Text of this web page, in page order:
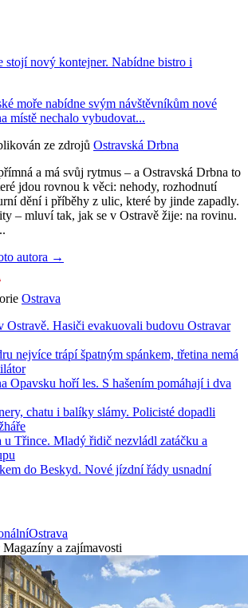
stojí nový kontejner. Nabídne bistro i
moře nabídne svým návštěvníkům nové
místě nechalo vybudovat...
ze zdrojů Ostravská Drbna
a má svůj rytmus – a Ostravská Drbna to
jdou rovnou k věci: nehody, rozhodnutí
dění i příběhy z ulic, které by jinde zapadly.
– mluví tak, jak se v Ostravě žije: na rovinu.
autora →
Ostrava
Ostravě. Hasiči evakuovali budovu Ostravar
nejvíce trápí špatným spánkem, třetina nemá
Opavsku hoří les. S hašením pomáhají i dva
chatu i balíky slámy. Policisté dopadli
u Třince. Mladý řidič nezvládl zatáčku a
do Beskyd. Nové jízdní řády usnadní
Ostrava
Magazíny a zajímavosti